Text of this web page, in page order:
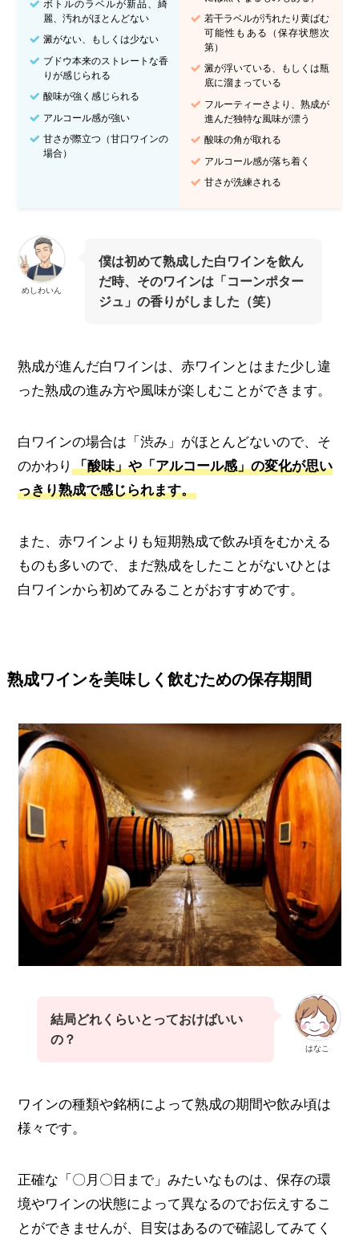
ボトルのラベルが新品、綺
麗、汚れがほとんどない
澱がない、もしくは少ない
ブドウ本来のストレートな香
りが感じられる
酸味が強く感じられる
アルコール感が強い
甘さが際立つ（甘口ワインの
場合）
若干ラベルが汚れたり黄ばむ
可能性もある（保存状態次
第）
澱が浮いている、もしくは瓶
底に溜まっている
フルーティーさより、熟成が
進んだ独特な風味が漂う
酸味の角が取れる
アルコール感が落ち着く
甘さが洗練される
めしわいん
僕は初めて熟成した白ワインを飲ん
だ時、そのワインは「コーンポター
ジュ」の香りがしました（笑）
熟成が進んだ白ワインは、赤ワインとはまた少し違
った熟成の進み方や風味が楽しむことができます。
白ワインの場合は「渋み」がほとんどないので、そ
のかわり「酸味」や「アルコール感」の変化が思い
っきり熟成で感じられます。
また、赤ワインよりも短期熟成で飲み頃をむかえる
ものも多いので、まだ熟成をしたことがないひとは
白ワインから初めてみることがおすすめです。
熟成ワインを美味しく飲むための保存期間
はなこ
結局どれくらいとっておけばいい
の？
ワインの種類や銘柄によって熟成の期間や飲み頃は
様々です。
正確な「〇月〇日まで」みたいなものは、保存の環
境やワインの状態によって異なるのでお伝えするこ
とができませんが、目安はあるので確認してみてく